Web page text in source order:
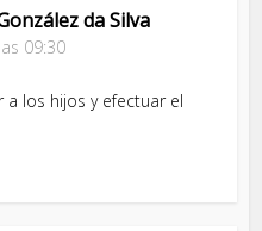
da Silva
09:30
los hijos y efectuar el